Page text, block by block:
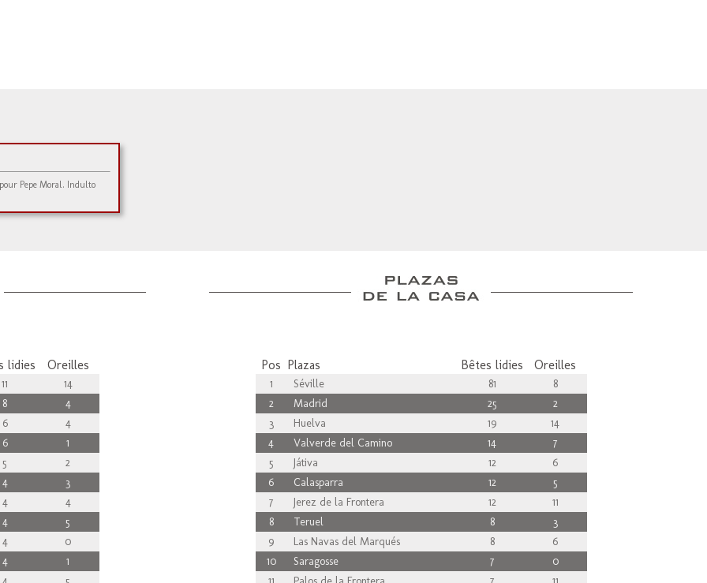
Pepe Moral. Indulto
lidies Oreilles
11
14
8
4
6
4
6
1
5
2
4
3
4
4
4
5
4
0
4
1
Pos Plazas Bêtes lidies Oreilles
1 Séville 81
8
2
Madrid 25
2
3
Huelva 19
14
4
Valverde del Camino 14
7
5
Játiva 12
6
6
Calasparra 12
5
7
Jerez de la Frontera 12
11
8
Teruel 8
3
9
Las Navas del Marqués 8
6
10
Saragosse 7
0